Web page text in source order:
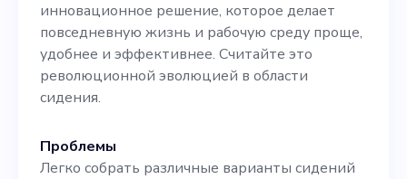
инновационное решение, которое делает
повседневную жизнь и рабочую среду проще,
удобнее и эффективнее. Считайте это
революционной эволюцией в области
сидения.
Проблемы
Легко собрать различные варианты сидений